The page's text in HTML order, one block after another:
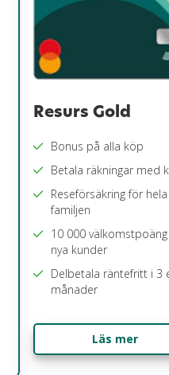
Resurs Gold
Bonus på alla köp
Betala räkningar med
Reseförsäkring för hela
familjen
10 000
nya kunder
Delbetala räntefritt i 3
månader
Läs mer